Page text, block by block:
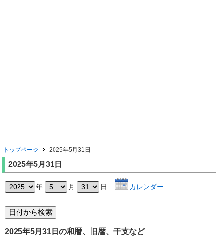
トップページ 2025年5月31日
2025年5月31日
年 月 日 カレンダー
2025年5月31日の和暦、旧暦、干支など